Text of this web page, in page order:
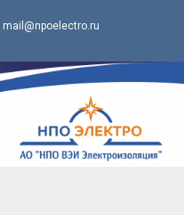
mail@npoelectro.ru